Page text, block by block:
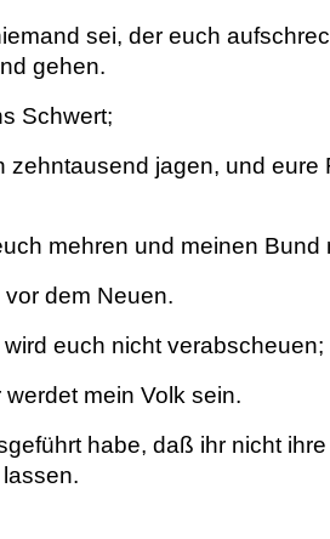
sei, der euch
gehen.
Schwert;
jagen, und eure
mehren und meinen Bund
dem Neuen.
euch nicht verabscheuen;
mein Volk sein.
habe, daß ihr nicht